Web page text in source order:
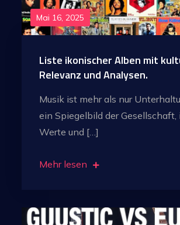
Mai 16, 2025
Liste ikonischer Alben mit
Relevanz und Analysen.
Musik ist mehr als nur
ein Spiegelbild der Gesellschaft,
Werte und […]
Mehr lesen